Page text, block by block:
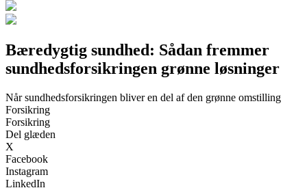
Bæredygtig sundhed: Sådan fremmer
sundhedsforsikringen grønne løsninger
Når sundhedsforsikringen bliver en del af den grønne omstilling
Forsikring
Forsikring
Del glæden
X
Facebook
Instagram
LinkedIn